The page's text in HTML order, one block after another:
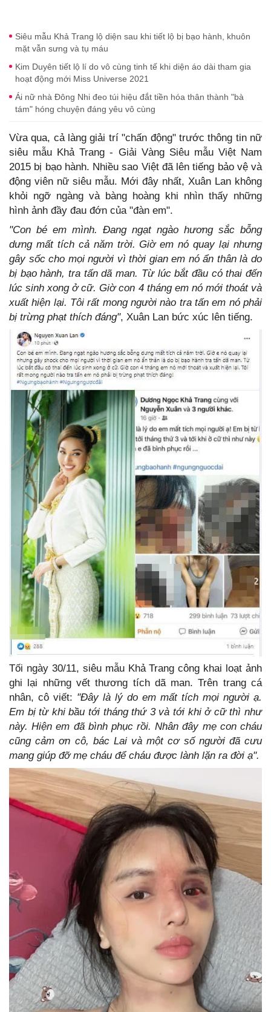
Siêu mẫu Khả Trang lộ diện sau khi tiết lộ bị bạo hành, khuôn
mặt vẫn sưng và tụ máu
Kim Duyên tiết lộ lí do vô cùng tinh tế khi diện áo dài tham gia
hoạt động mới Miss Universe 2021
Ái nữ nhà Đông Nhi đeo túi hiệu đắt tiền hóa thân thành "bà
tám" hóng chuyện đáng yêu vô cùng
Vừa qua, cả làng giải trí "chấn động" trước thông tin nữ
siêu mẫu Khả Trang - Giải Vàng Siêu mẫu Việt Nam
2015 bị bạo hành. Nhiều sao Việt đã lên tiếng bảo vệ và
động viên nữ siêu mẫu. Mới đây nhất, Xuân Lan không
khỏi ngỡ ngàng và bàng hoàng khi nhìn thấy những
hình ảnh đầy đau đớn của "đàn em".
"Con bé em mình. Đang ngạt ngào hương sắc bỗng
dưng mất tích cả năm trời. Giờ em nó quay lại nhưng
gây sốc cho mọi người vì thời gian em nó ẩn thân là do
bị bạo hành, tra tấn dã man. Từ lúc bắt đầu có thai đến
lúc sinh xong ở cữ. Giờ con 4 tháng em nó mới thoát và
xuất hiện lại. Tôi rất mong người nào tra tấn em nó phải
bị trừng phạt thích đáng", Xuân Lan bức xúc lên tiếng.
Tối ngày 30/11, siêu mẫu Khả Trang công khai loạt ảnh
ghi lại những vết thương tích dã man. Trên trang cá
nhân, cô viết: "Đây là lý do em mất tích mọi người ạ.
Em bị từ khi bầu tới tháng thứ 3 và tới khi ở cữ thì như
này. Hiện em đã bình phục rồi. Nhân đây mẹ con cháu
cũng cảm ơn cô, bác Lai và một cơ số người đã cưu
mang giúp đỡ mẹ cháu để cháu được lành lặn ra đời ạ".